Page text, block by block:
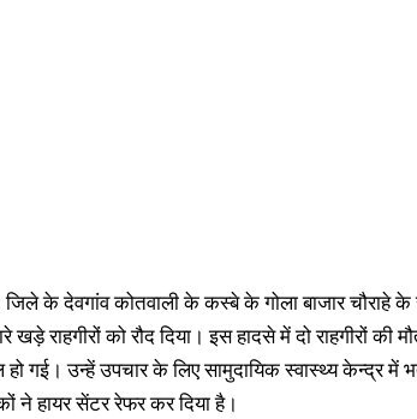
जिले के देवगांव कोतवाली के कस्बे के गोला बाजार चौराहे
राहगीरों को रौद दिया। इस हादसे में दो राहगीरों की
गई। उन्हें उपचार के लिए सामुदायिक स्वास्थ्य केन्द्र में
ने हायर सेंटर रेफर कर दिया है।